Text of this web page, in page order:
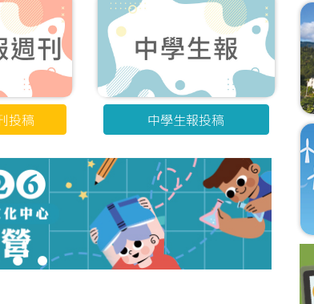
投稿 中學生報投稿
5 6